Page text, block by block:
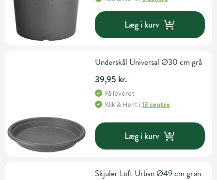
Læg i kurv
Underskål Universal Ø30 cm grå
39,95 kr.
Få leveret
Klik & Hent i13 centre
Læg i kurv
Skjuler Loft Urban Ø49 cm grøn